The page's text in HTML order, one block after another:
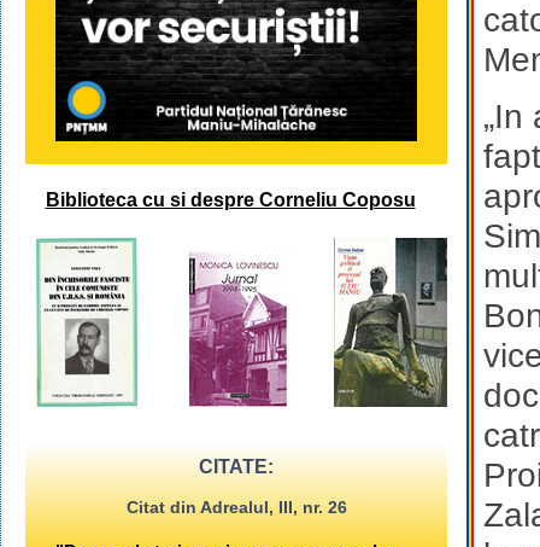
„In
Biblioteca cu si despre Corneliu Coposu
CITATE:
Citat din Adrealul, III, nr. 26